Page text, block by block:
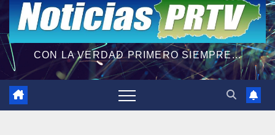
CON LA VERDAD PRIMERO SIEMPRE...